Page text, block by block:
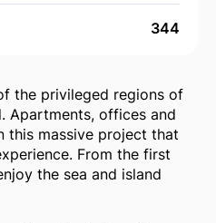
344
the privileged regions of
Apartments, offices and
this massive project that
From the first
the sea and island